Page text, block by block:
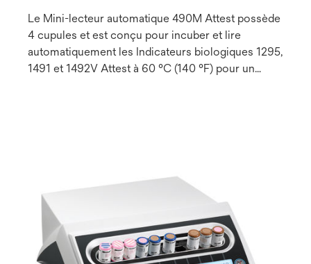
Le Mini-lecteur automatique 490M Attest possède
4 cupules et est conçu pour incuber et lire
automatiquement les Indicateurs biologiques 1295,
1491 et 1492V Attest à 60 °C (140 °F) pour un